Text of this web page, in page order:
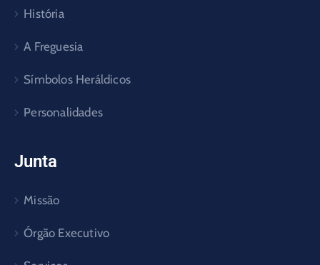
História
A Freguesia
Símbolos Heráldicos
Personalidades
Junta
Missão
Órgão Executivo